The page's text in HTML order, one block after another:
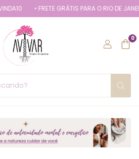
• FRETE GRÁTIS PARA O RIO DE JANEIRO EM
0